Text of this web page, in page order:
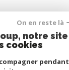
On en reste là
notre site
cookies
pendant